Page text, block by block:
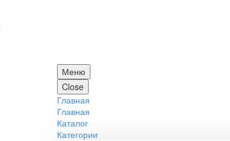
Меню
Close
Главная
Главная
Каталог
Категории